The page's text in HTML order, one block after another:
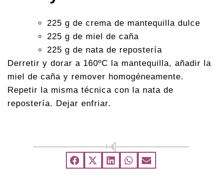
225 g de crema de mantequilla dulce
225 g de miel de caña
225 g de nata de repostería
Derretir y dorar a 160ºC la mantequilla, añadir la
miel de caña y remover homogéneamente.
Repetir la misma técnica con la nata de
repostería. Dejar enfriar.